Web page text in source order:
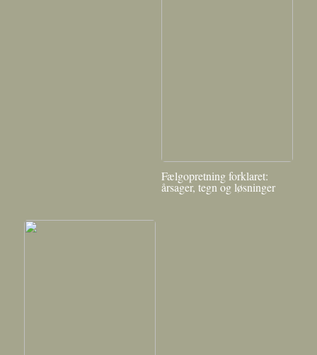
Fælgopretning forklaret:
årsager, tegn og løsninger